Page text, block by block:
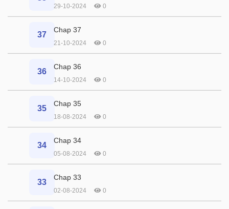
29-10-2024 0
37
Chap 37
21-10-2024 0
36
Chap 36
14-10-2024 0
35
Chap 35
18-08-2024 0
34
Chap 34
05-08-2024 0
33
Chap 33
02-08-2024 0